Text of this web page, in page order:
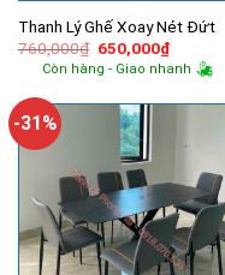
Thanh Lý Ghế Xoay Nét Đứt
760,000₫ Giá
gốc
là:
650,000₫Giá
hiện
tại
Còn hàng - Giao nhanh
-31%